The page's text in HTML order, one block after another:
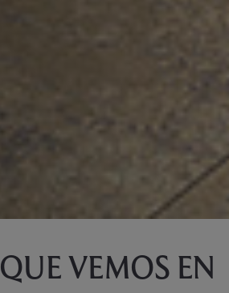
QUE VEMOS EN